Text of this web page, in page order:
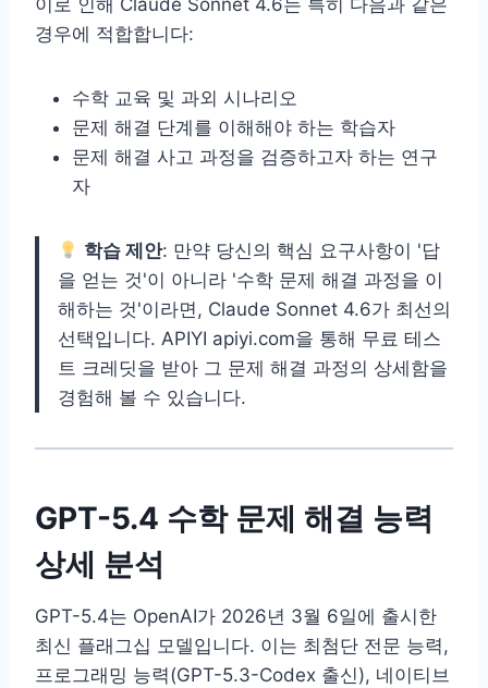
이로 인해 Claude Sonnet 4.6는 특히 다음과 같은
경우에 적합합니다:
수학 교육 및 과외 시나리오
문제 해결 단계를 이해해야 하는 학습자
문제 해결 사고 과정을 검증하고자 하는 연구
자
학습 제안: 만약 당신의 핵심 요구사항이 '답
을 얻는 것'이 아니라 '수학 문제 해결 과정을 이
해하는 것'이라면, Claude Sonnet 4.6가 최선의
선택입니다. APIYI apiyi.com을 통해 무료 테스
트 크레딧을 받아 그 문제 해결 과정의 상세함을
경험해 볼 수 있습니다.
GPT-5.4 수학 문제 해결 능력
상세 분석
GPT-5.4는 OpenAI가 2026년 3월 6일에 출시한
최신 플래그십 모델입니다. 이는 최첨단 전문 능력,
프로그래밍 능력(GPT-5.3-Codex 출신), 네이티브